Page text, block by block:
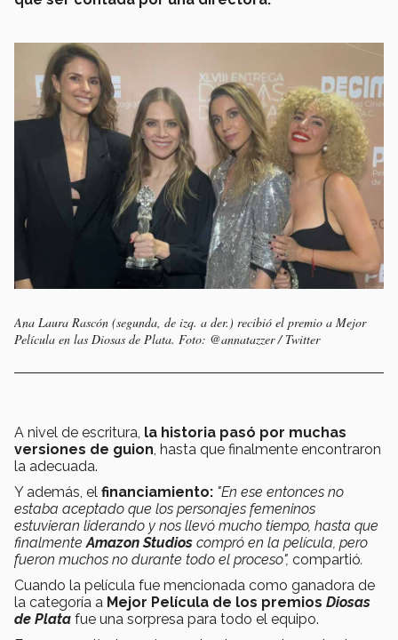
Ana Laura Rascón (segunda, de izq. a der.) recibió el premio a Mejor
Película en las Diosas de Plata. Foto: @annatazzer / Twitter
A nivel de escritura, la historia pasó por muchas
versiones de guion, hasta que finalmente encontraron
la adecuada.
Y además, el financiamiento: "En ese entonces no
estaba aceptado que los personajes femeninos
estuvieran liderando y nos llevó mucho tiempo, hasta que
finalmenteAmazon Studios compró en la película, pero
fueron muchos no durante todo el proceso", compartió.
Cuando la película fue mencionada como ganadora de
la categoría a Mejor Película de los premios Diosas
de Plata fue una sorpresa para todo el equipo.